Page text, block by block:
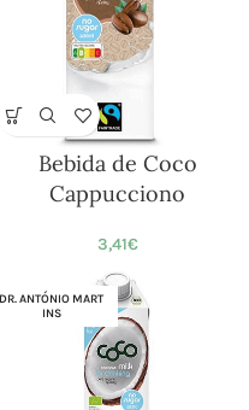
Bebida de Coco
Cappucciono
3,41€
DR. ANTÓNIO MART
INS